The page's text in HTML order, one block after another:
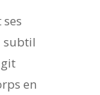
subtil
en